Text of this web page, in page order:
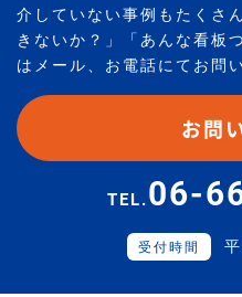
介していない事例もたくさ
きないか？」「あんな看板
はメール、お電話にてお問
お問
TEL.06-
受付時間